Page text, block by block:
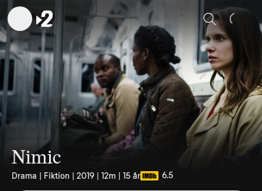
Sök
Nimic
Drama | Fiktion | 2019 | 12m | 15 år 6.5